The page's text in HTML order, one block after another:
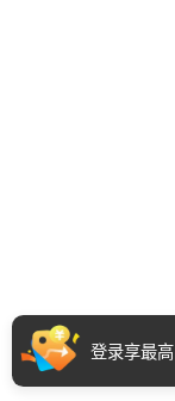
登录享最高